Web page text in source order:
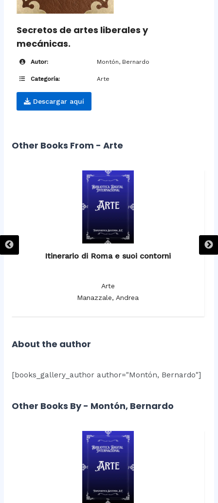
Secretos de artes liberales y
mecánicas.
Autor: Montón, Bernardo
Categoría: Arte
Descargar aquí
Other Books From - Arte
Itinerario di Roma e suoi contorni
Arte
Manazzale, Andrea
About the author
[books_gallery_author author="Montón, Bernardo"]
Other Books By - Montón, Bernardo